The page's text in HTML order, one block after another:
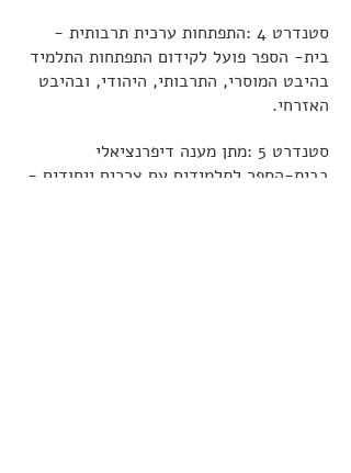
סטנדרט 4 :התפתחות ערכית תרבותית -
בית- הספר פועל לקידום התפתחות התלמיד
בהיבט המוסרי, התרבותי, היהודי, ובהיבט
האזרחי.
סטנדרט 5 :מתן מענה דיפרנציאלי
בבית-הספר לתלמידים עם צרכים ייחודים -